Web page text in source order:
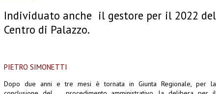
Individuato anche il gestore per il 2022 del
Centro di Palazzo.
PIETRO SIMONETTI
Dopo due anni e tre mesi è tornata in Giunta Regionale, per la